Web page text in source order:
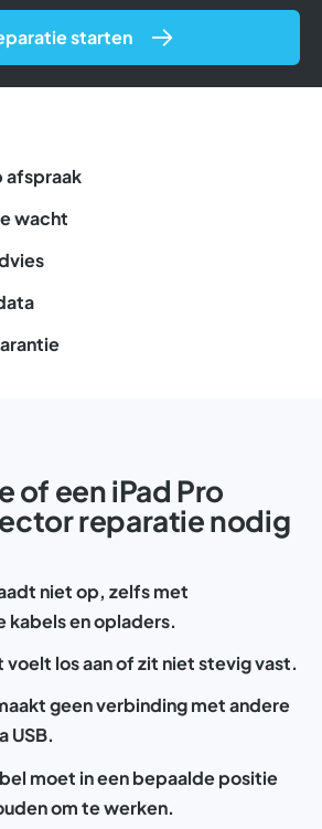
starten
afspraak
wacht
of een iPad Pro
reparatie nodig
niet op, zelfs met
kabels en opladers.
voelt los aan of zit niet stevig vast.
geen verbinding met andere
USB.
moet in een bepaalde positie
om te werken.